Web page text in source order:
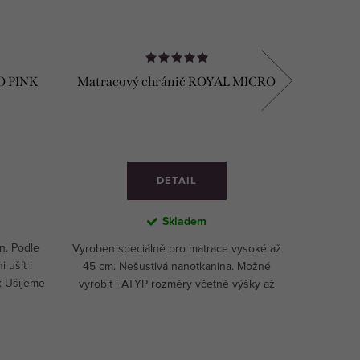
PINK
Podle
ušít i
Ušijeme
Matracový chránič ROYAL MICRO
DETAIL
Skladem
Vyroben speciálně pro matrace vysoké až
45 cm. Nešustivá nanotkanina. Možné
vyrobit i ATYP rozměry včetně výšky až